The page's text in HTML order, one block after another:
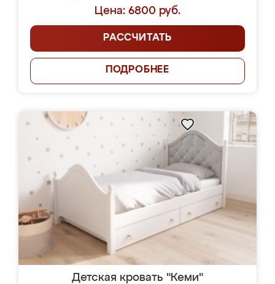
Цена: 6800 руб.
РАССЧИТАТЬ
ПОДРОБНЕЕ
Детская кровать "Кеми"